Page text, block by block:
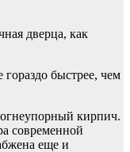
дверца, как
быстрее, чем
огнеупорный кирпич.
современной
еще и